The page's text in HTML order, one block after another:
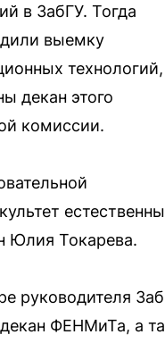
в ЗабГУ. Тогда
выемку
технологий,
декан этого
комиссии.
Юлия Токарева.
руководителя
декан ФЕНМиТа, а